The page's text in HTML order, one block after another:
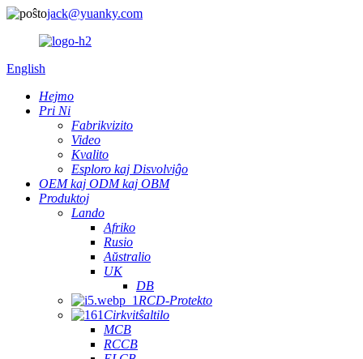
jack@yuanky.com
English
Hejmo
Pri Ni
Fabrikvizito
Video
Kvalito
Esploro kaj Disvolviĝo
OEM kaj ODM kaj OBM
Produktoj
Lando
Afriko
Rusio
Aŭstralio
UK
DB
RCD-Protekto
Cirkvitŝaltilo
MCB
RCCB